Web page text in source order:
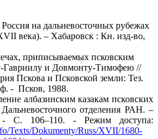
на дальневосточных рубежах
века). – Хабаровск : Кн. изд-во,
приписываемых псковским
Гавриилу и Довмонту-Тимофею //
Пскова и Псковской земли: Тез.
- Псков, 1988.
албазинским казакам псковских
отделения РАН. –
106–110. - Режим доступа:
Texts/Dokumenty/Russ/XVII/1680-